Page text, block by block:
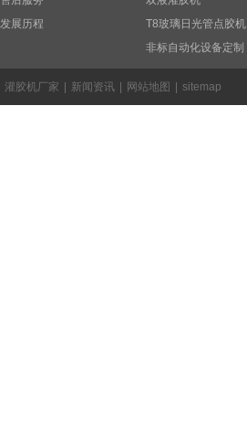
发展历程
T8玻璃日光管点胶机
非标自动化设备定制
灌胶机厂家 新闻资讯 网站地图 sitemap